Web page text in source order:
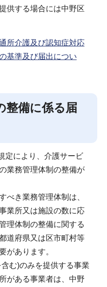
供する場合には中野区
所介護及び認知症対応
基準及び届出につい
整備に係る届
定により、介護サービ
業務管理体制の整備が
べき業務管理体制は、
業所又は施設の数に応
理体制の整備に関する
道府県又は区市町村等
があります。
む)のみを提供する事業
がある事業者は、中野